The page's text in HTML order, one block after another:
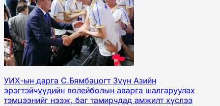
УИХ-ын дарга С.Бямбацогт Зүүн Азийн
эрэгтэйчүүдийн волейболын аварга шалгаруулах
тэмцээнийг нээж, баг тамирчдад амжилт хүслээ